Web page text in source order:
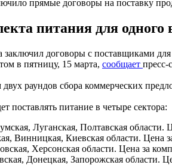
прямые договоры на поставку
питания для одного
заключил договоры с поставщиками
в пятницу, 15 марта, сообщает
двух раундов сбора коммерческих
поставлять питание в четыре сектора:
Луганская, Полтавская области.
Винницкая, Киевская области. Цена
Херсонская области. Цена за
Донецкая, Запорожская области.